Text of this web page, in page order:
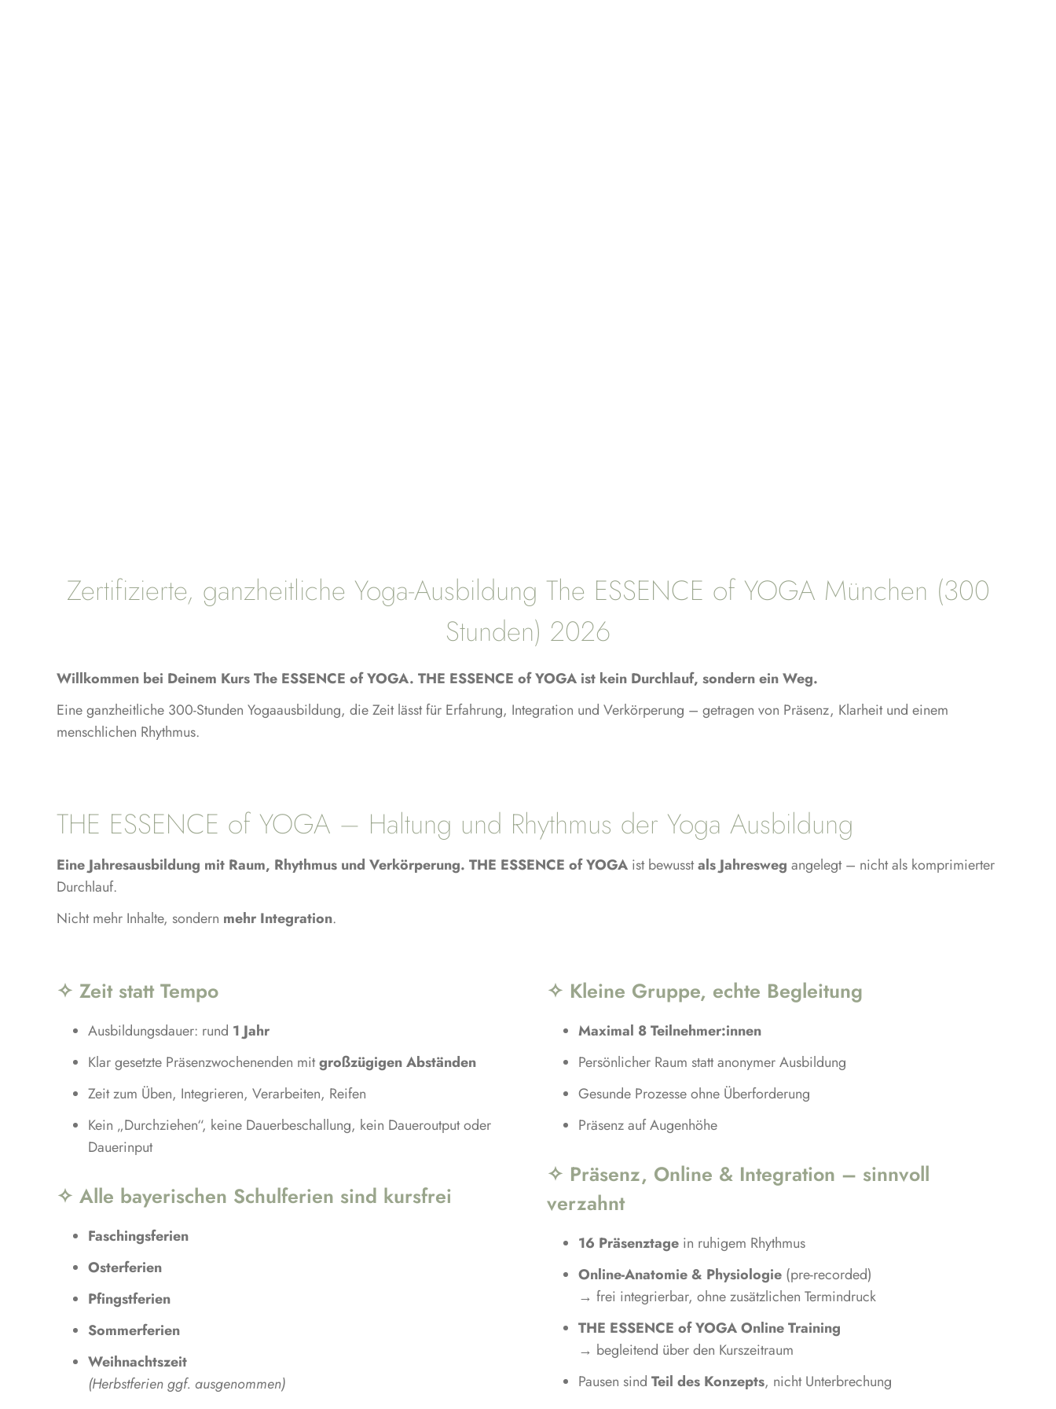
Zertifizierte, ganzheitliche Yoga-Ausbildung The ESSENCE of YOGA München (300
Stunden) 2026
Willkommen bei Deinem Kurs The ESSENCE of YOGA. THE ESSENCE of YOGA ist kein Durchlauf, sondern ein Weg.
Eine ganzheitliche 300-Stunden Yogaausbildung, die Zeit lässt für Erfahrung, Integration und Verkörperung – getragen von Präsenz, Klarheit und einem
menschlichen Rhythmus.
THE ESSENCE of YOGA – Haltung und Rhythmus der Yoga Ausbildung
Eine Jahresausbildung mit Raum, Rhythmus und Verkörperung. THE ESSENCE of YOGAist bewusstals Jahresweg angelegt – nicht als komprimierter
Durchlauf.
Nicht mehr Inhalte, sondern mehr Integration.
✧ Zeit statt Tempo
Ausbildungsdauer: rund 1 Jahr
Klar gesetzte Präsenzwochenenden mitgroßzügigen Abständen
Zeit zum Üben, Integrieren, Verarbeiten, Reifen
Kein „Durchziehen“, keine Dauerbeschallung, kein Daueroutput oder
Dauerinput
✧ Alle bayerischen Schulferien sind kursfrei
Faschingsferien
Osterferien
Pfingstferien
Sommerferien
Weihnachtszeit
(Herbstferien ggf. ausgenommen)
✧ Kleine Gruppe, echte Begleitung
Maximal 8 Teilnehmer:innen
Persönlicher Raum statt anonymer Ausbildung
Gesunde Prozesse ohne Überforderung
Präsenz auf Augenhöhe
✧ Präsenz, Online & Integration – sinnvoll
verzahnt
16 Präsenztagein ruhigem Rhythmus
Online-Anatomie & Physiologie(pre-recorded)
→ frei integrierbar, ohne zusätzlichen Termindruck
THE ESSENCE of YOGA Online Training
→ begleitend über den Kurszeitraum
Pausen sind Teil des Konzepts, nicht Unterbrechung